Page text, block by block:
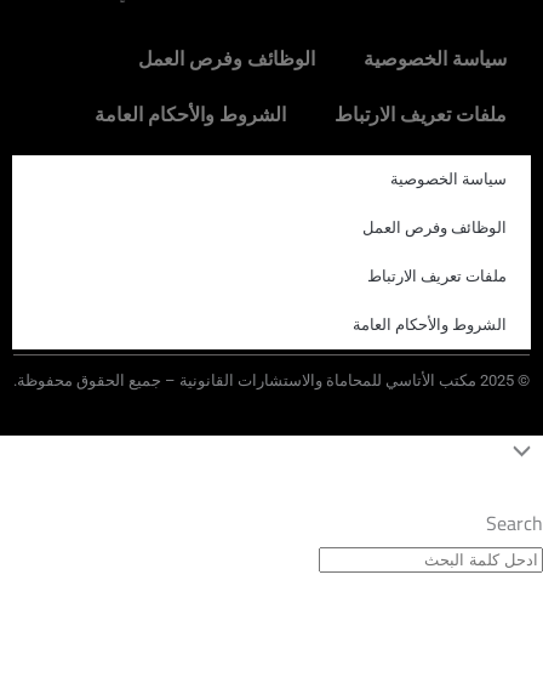
سياسة الخصوصية الوظائف وفرص العمل
ملفات تعريف الارتباط الشروط والأحكام العامة
سياسة الخصوصية
الوظائف وفرص العمل
ملفات تعريف الارتباط
الشروط والأحكام العامة
©
2025 مكتب الأتاسي للمحاماة والاستشارات القانونية – جميع الحقوق محفوظة.
Search